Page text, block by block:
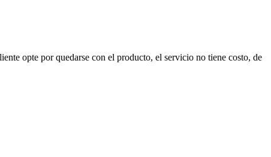
opte por quedarse con el producto, el servicio no tiene costo, de